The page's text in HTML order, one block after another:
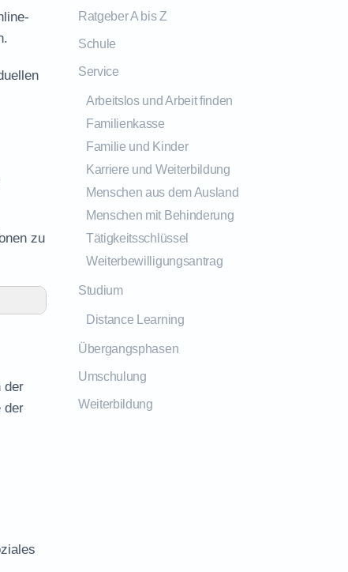
zu
der
der
Ratgeber A bis Z
Schule
Service
Arbeitslos und Arbeit finden
Familienkasse
Familie und Kinder
Karriere und Weiterbildung
Menschen aus dem Ausland
Menschen mit Behinderung
Tätigkeitsschlüssel
Weiterbewilligungsantrag
Studium
Distance Learning
Übergangsphasen
Umschulung
Weiterbildung